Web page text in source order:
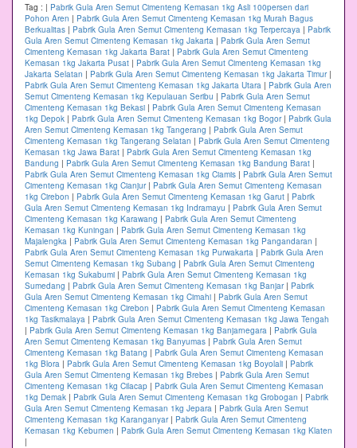
Tag : | Pabrik Gula Aren Semut Cimenteng Kemasan 1kg Asli 100persen dari
Pohon Aren | Pabrik Gula Aren Semut Cimenteng Kemasan 1kg Murah Bagus
Berkualitas | Pabrik Gula Aren Semut Cimenteng Kemasan 1kg Terpercaya | Pabrik
Gula Aren Semut Cimenteng Kemasan 1kg Jakarta | Pabrik Gula Aren Semut
Cimenteng Kemasan 1kg Jakarta Barat | Pabrik Gula Aren Semut Cimenteng
Kemasan 1kg Jakarta Pusat | Pabrik Gula Aren Semut Cimenteng Kemasan 1kg
Jakarta Selatan | Pabrik Gula Aren Semut Cimenteng Kemasan 1kg Jakarta Timur|
Pabrik Gula Aren Semut Cimenteng Kemasan 1kg Jakarta Utara | Pabrik Gula Aren
Semut Cimenteng Kemasan 1kg Kepulauan Seribu | Pabrik Gula Aren Semut
Cimenteng Kemasan 1kg Bekasi | Pabrik Gula Aren Semut Cimenteng Kemasan
1kg Depok | Pabrik Gula Aren Semut Cimenteng Kemasan 1kg Bogor| Pabrik Gula
Aren Semut Cimenteng Kemasan 1kg Tangerang | Pabrik Gula Aren Semut
Cimenteng Kemasan 1kg Tangerang Selatan | Pabrik Gula Aren Semut Cimenteng
Kemasan 1kg Jawa Barat | Pabrik Gula Aren Semut Cimenteng Kemasan 1kg
Bandung | Pabrik Gula Aren Semut Cimenteng Kemasan 1kg Bandung Barat |
Pabrik Gula Aren Semut Cimenteng Kemasan 1kg Ciamis | Pabrik Gula Aren Semut
Cimenteng Kemasan 1kg Cianjur| Pabrik Gula Aren Semut Cimenteng Kemasan
1kg Cirebon | Pabrik Gula Aren Semut Cimenteng Kemasan 1kg Garut | Pabrik
Gula Aren Semut Cimenteng Kemasan 1kg Indramayu | Pabrik Gula Aren Semut
Cimenteng Kemasan 1kg Karawang | Pabrik Gula Aren Semut Cimenteng
Kemasan 1kg Kuningan | Pabrik Gula Aren Semut Cimenteng Kemasan 1kg
Majalengka | Pabrik Gula Aren Semut Cimenteng Kemasan 1kg Pangandaran |
Pabrik Gula Aren Semut Cimenteng Kemasan 1kg Purwakarta | Pabrik Gula Aren
Semut Cimenteng Kemasan 1kg Subang | Pabrik Gula Aren Semut Cimenteng
Kemasan 1kg Sukabumi | Pabrik Gula Aren Semut Cimenteng Kemasan 1kg
Sumedang | Pabrik Gula Aren Semut Cimenteng Kemasan 1kg Banjar| Pabrik
Gula Aren Semut Cimenteng Kemasan 1kg Cimahi | Pabrik Gula Aren Semut
Cimenteng Kemasan 1kg Cirebon | Pabrik Gula Aren Semut Cimenteng Kemasan
1kg Tasikmalaya | Pabrik Gula Aren Semut Cimenteng Kemasan 1kg Jawa Tengah
| Pabrik Gula Aren Semut Cimenteng Kemasan 1kg Banjarnegara | Pabrik Gula
Aren Semut Cimenteng Kemasan 1kg Banyumas | Pabrik Gula Aren Semut
Cimenteng Kemasan 1kg Batang | Pabrik Gula Aren Semut Cimenteng Kemasan
1kg Blora | Pabrik Gula Aren Semut Cimenteng Kemasan 1kg Boyolali | Pabrik
Gula Aren Semut Cimenteng Kemasan 1kg Brebes | Pabrik Gula Aren Semut
Cimenteng Kemasan 1kg Cilacap | Pabrik Gula Aren Semut Cimenteng Kemasan
1kg Demak | Pabrik Gula Aren Semut Cimenteng Kemasan 1kg Grobogan | Pabrik
Gula Aren Semut Cimenteng Kemasan 1kg Jepara | Pabrik Gula Aren Semut
Cimenteng Kemasan 1kg Karanganyar| Pabrik Gula Aren Semut Cimenteng
Kemasan 1kg Kebumen | Pabrik Gula Aren Semut Cimenteng Kemasan 1kg Klaten
|